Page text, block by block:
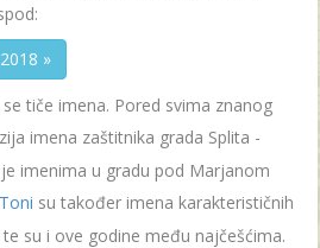
»
tiče imena. Pored svima znanog
imena zaštitnika grada Splita -
imenima u gradu pod Marjanom
Toni su također imena karakterističnih
su i ove godine među najčešćima.